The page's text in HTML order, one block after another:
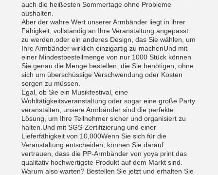
auch die heißesten Sommertage ohne Probleme
aushalten.
Aber der wahre Wert unserer Armbänder liegt in ihrer
Fähigkeit, vollständig an Ihre Veranstaltung angepasst
zu werden.oder ein anderes Design, das Sie wählen, um
Ihre Armbänder wirklich einzigartig zu machenUnd mit
einer Mindestbestellmenge von nur 1000 Stück können
Sie genau die Menge bestellen, die Sie benötigen, ohne
sich um überschüssige Verschwendung oder Kosten
sorgen zu müssen.
Egal, ob Sie ein Musikfestival, eine
Wohltätigkeitsveranstaltung oder sogar eine große Party
veranstalten, unsere Armbänder sind die perfekte
Lösung, um Ihre Teilnehmer sicher und organisiert zu
halten.Und mit SGS-Zertifizierung und einer
Lieferfähigkeit von 10,000Wenn Sie sich für die
Veranstaltung entscheiden, können Sie darauf
vertrauen, dass die PP-Armbänder von yoya print das
qualitativ hochwertigste Produkt auf dem Markt sind.
Warum also warten? Bestellen Sie jetzt und erhalten Sie